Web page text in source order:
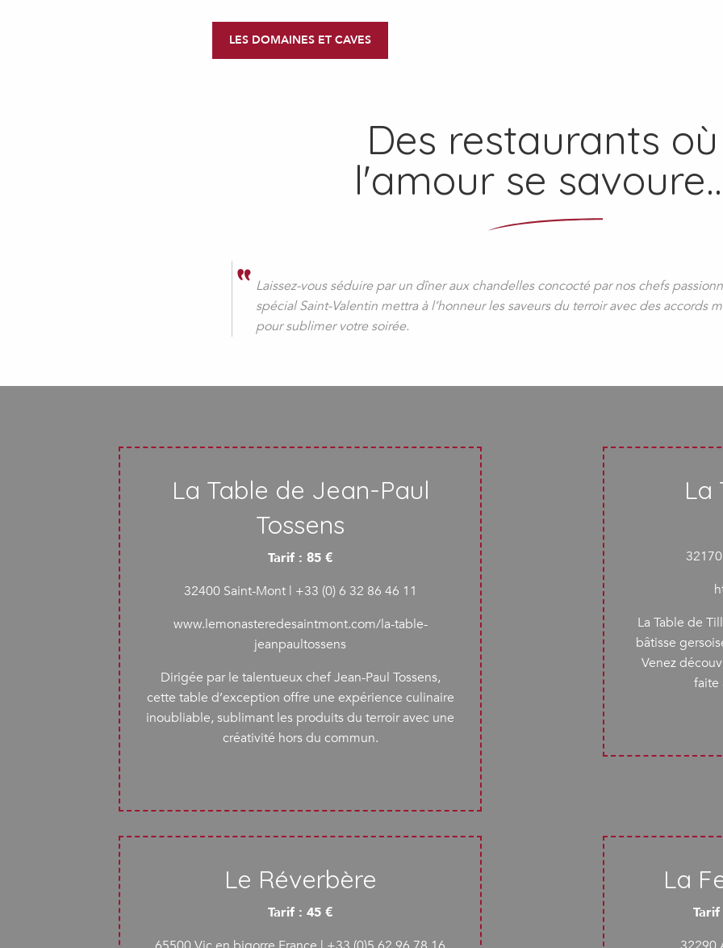
LES DOMAINES ET CAVES
Des restaurants où
l'amour se
Laissez-vous séduire par un dîner aux chandelles concocté par nos chefs
spécial Saint-Valentin mettra à l’honneur les saveurs du terroir avec des accords
pour sublimer votre soirée.
La Table de Jean-Paul
Tossens
Tarif : 85 €
32400 Saint-Mont | +33 (0) 6 32 86 46 11
www.lemonasteredesaintmont.com/la-table-
jeanpaultossens
Dirigée par le talentueux chef Jean-Paul Tossens,
cette table d’exception offre une expérience culinaire
inoubliable, sublimant les produits du terroir avec une
créativité hors du commun.
La
La Table de
bâtisse
Venez
faite
Le Réverbère
Tarif : 45 €
La